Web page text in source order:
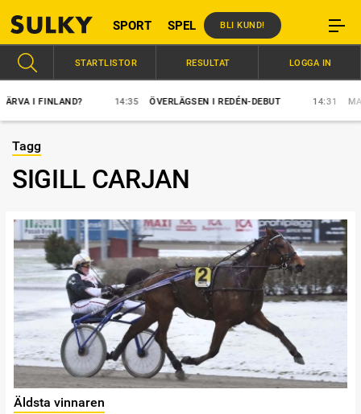
SPORT SPEL BLI KUND!
I FINLAND? 14:35 ÖVERLÄGSEN I REDÉN-DEBUT 14:31
STARTLISTOR RESULTAT LOGGA IN
Tagg
SIGILL CARJAN
Äldsta vinnaren